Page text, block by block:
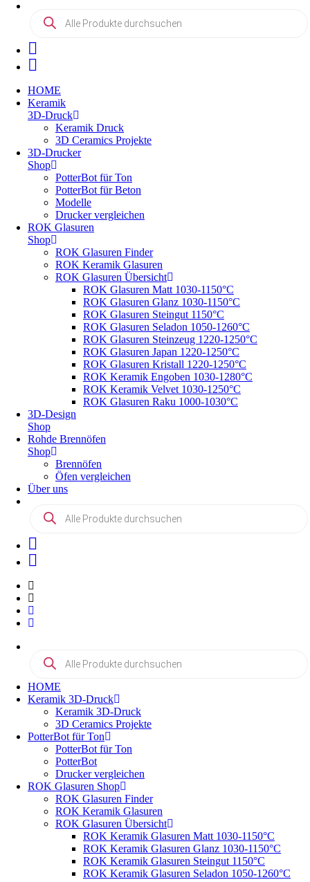
Products
search
HOME
Keramik
3D-Druck
Keramik Druck
3D Ceramics Projekte
3D-Drucker
Shop
PotterBot für Ton
PotterBot für Beton
Modelle
Drucker vergleichen
ROK Glasuren
Shop
ROK Glasuren Finder
ROK Keramik Glasuren
ROK Glasuren Übersicht
ROK Glasuren Matt 1030-1150°C
ROK Glasuren Glanz 1030-1150°C
ROK Glasuren Steingut 1150°C
ROK Glasuren Seladon 1050-1260°C
ROK Glasuren Steinzeug 1220-1250°C
ROK Glasuren Japan 1220-1250°C
ROK Glasuren Kristall 1220-1250°C
ROK Keramik Engoben 1030-1280°C
ROK Keramik Velvet 1030-1250°C
ROK Glasuren Raku 1000-1030°C
3D-Design
Shop
Rohde Brennöfen
Shop
Brennöfen
Öfen vergleichen
Über uns
Products
search
Products
search
HOME
Keramik 3D-Druck
Keramik 3D-Druck
3D Ceramics Projekte
PotterBot für Ton
PotterBot für Ton
PotterBot
Drucker vergleichen
ROK Glasuren Shop
ROK Glasuren Finder
ROK Keramik Glasuren
ROK Glasuren Übersicht
ROK Keramik Glasuren Matt 1030-1150°C
ROK Keramik Glasuren Glanz 1030-1150°C
ROK Keramik Glasuren Steingut 1150°C
ROK Keramik Glasuren Seladon 1050-1260°C